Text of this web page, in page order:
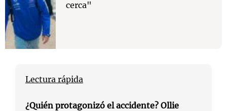
cerca"
Lectura rápida
¿Quién protagonizó el accidente? Ollie